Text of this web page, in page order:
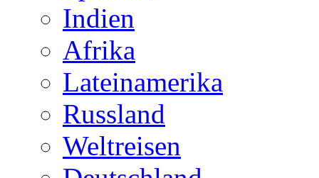
Indien
Afrika
Lateinamerika
Russland
Weltreisen